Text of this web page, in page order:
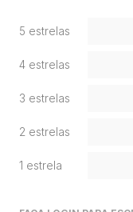
5 estrelas
4 estrelas
3 estrelas
2 estrelas
1 estrela